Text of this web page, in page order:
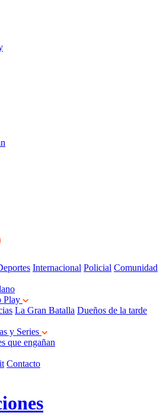
Internacional Policial Comunidad
Play
La Gran Batalla Dueños de la tarde
y Series
que engañan
Contacto